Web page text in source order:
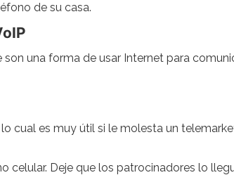
de su casa.
una forma de usar Internet para
cual es muy útil si le molesta un
celular. Deje que los patrocinadores lo